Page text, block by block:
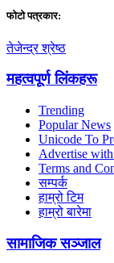
फाेटाे पत्रकार:
तेजेन्द्र श्रेष्ठ
महत्वपूर्ण लिंकहरू
Trending
Popular News
Unicode To
Advertise
Terms and
सम्पर्क
हाम्रो टिम
हाम्रो बारेमा
सामाजिक सञ्जाल